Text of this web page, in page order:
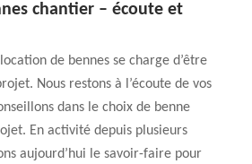
chantier – écoute et
de bennes se charge d’être
Nous restons à l’écoute de vos
dans le choix de benne
En activité depuis plusieurs
aujourd’hui le savoir-faire pour